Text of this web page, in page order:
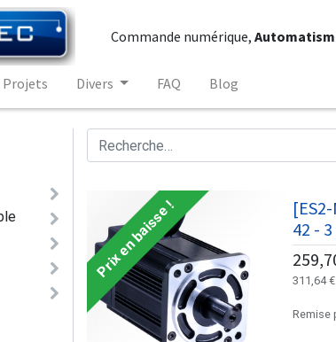
Commande numérique,
Projets Divers FAQ Blog
42 -
311,64€
Remise
Prix en baisse !